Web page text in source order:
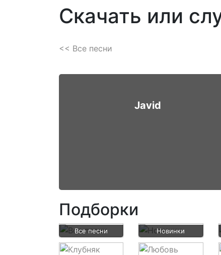
Скачать или
<< Все песни
Javid
Подборки
Все песни Новинки